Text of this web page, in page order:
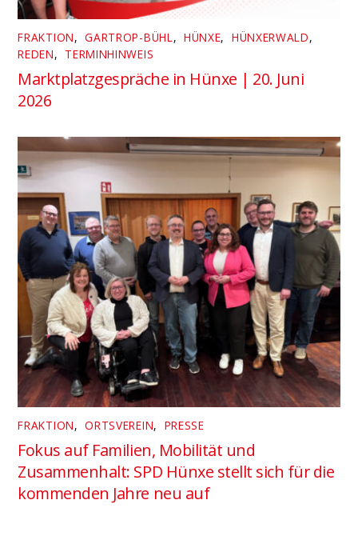
FRAKTION, GARTROP-BÜHL, HÜNXE, HÜNXERWALD,
REDEN, TERMINHINWEIS
Marktplatzgespräche in Hünxe | 20. Juni
2026
FRAKTION, ORTSVEREIN, PRESSE
Fokus auf Familien, Mobilität und
Zusammenhalt: SPD Hünxe stellt sich für die
kommenden Jahre neu auf